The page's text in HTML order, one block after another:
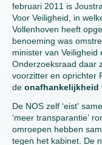
februari 2011 is
Voor Veiligheid, in
Vollenhoven heeft
benoeming was
minister van
Onderzoeksraad daar
voorzitter en oprichter
de onafhankelijkheid
De NOS zelf ‘eist’
‘meer transparantie’
omroepen hebben
tegen het kabinet. De